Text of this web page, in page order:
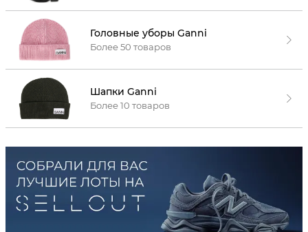
Головные уборы Ganni
Более 50 товаров
Шапки Ganni
Более 10 товаров